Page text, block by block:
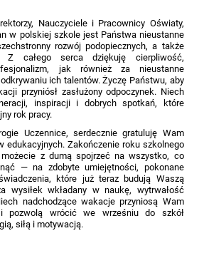
Nauczyciele i Pracownicy Oświaty,
w polskiej szkole jest Państwa nieustanne
rozwój podopiecznych, a także
całego serca dziękuję cierpliwość,
jak również za nieustanne
ich talentów. Życzę Państwu, aby
przyniósł zasłużony odpoczynek. Niech
inspiracji i dobrych spotkań, które
rok pracy.
Uczennice, serdecznie gratuluję Wam
edukacyjnych. Zakończenie roku szkolnego
z dumą spojrzeć na wszystko, co
— na zdobyte umiejętności, pokonane
które już teraz budują Waszą
wysiłek wkładany w naukę, wytrwałość
nadchodzące wakacje przyniosą Wam
pozwolą wrócić we wrześniu do szkół
siłą i motywacją.